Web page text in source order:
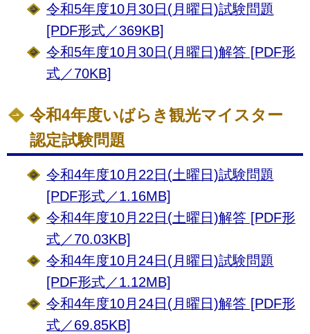
令和5年度10月30日(月曜日)試験問題
[PDF形式／369KB]
令和5年度10月30日(月曜日)解答 [PDF形
式／70KB]
令和4年度いばらき観光マイスター
認定試験問題
令和4年度10月22日(土曜日)試験問題
[PDF形式／1.16MB]
令和4年度10月22日(土曜日)解答 [PDF形
式／70.03KB]
令和4年度10月24日(月曜日)試験問題
[PDF形式／1.12MB]
令和4年度10月24日(月曜日)解答 [PDF形
式／69.85KB]